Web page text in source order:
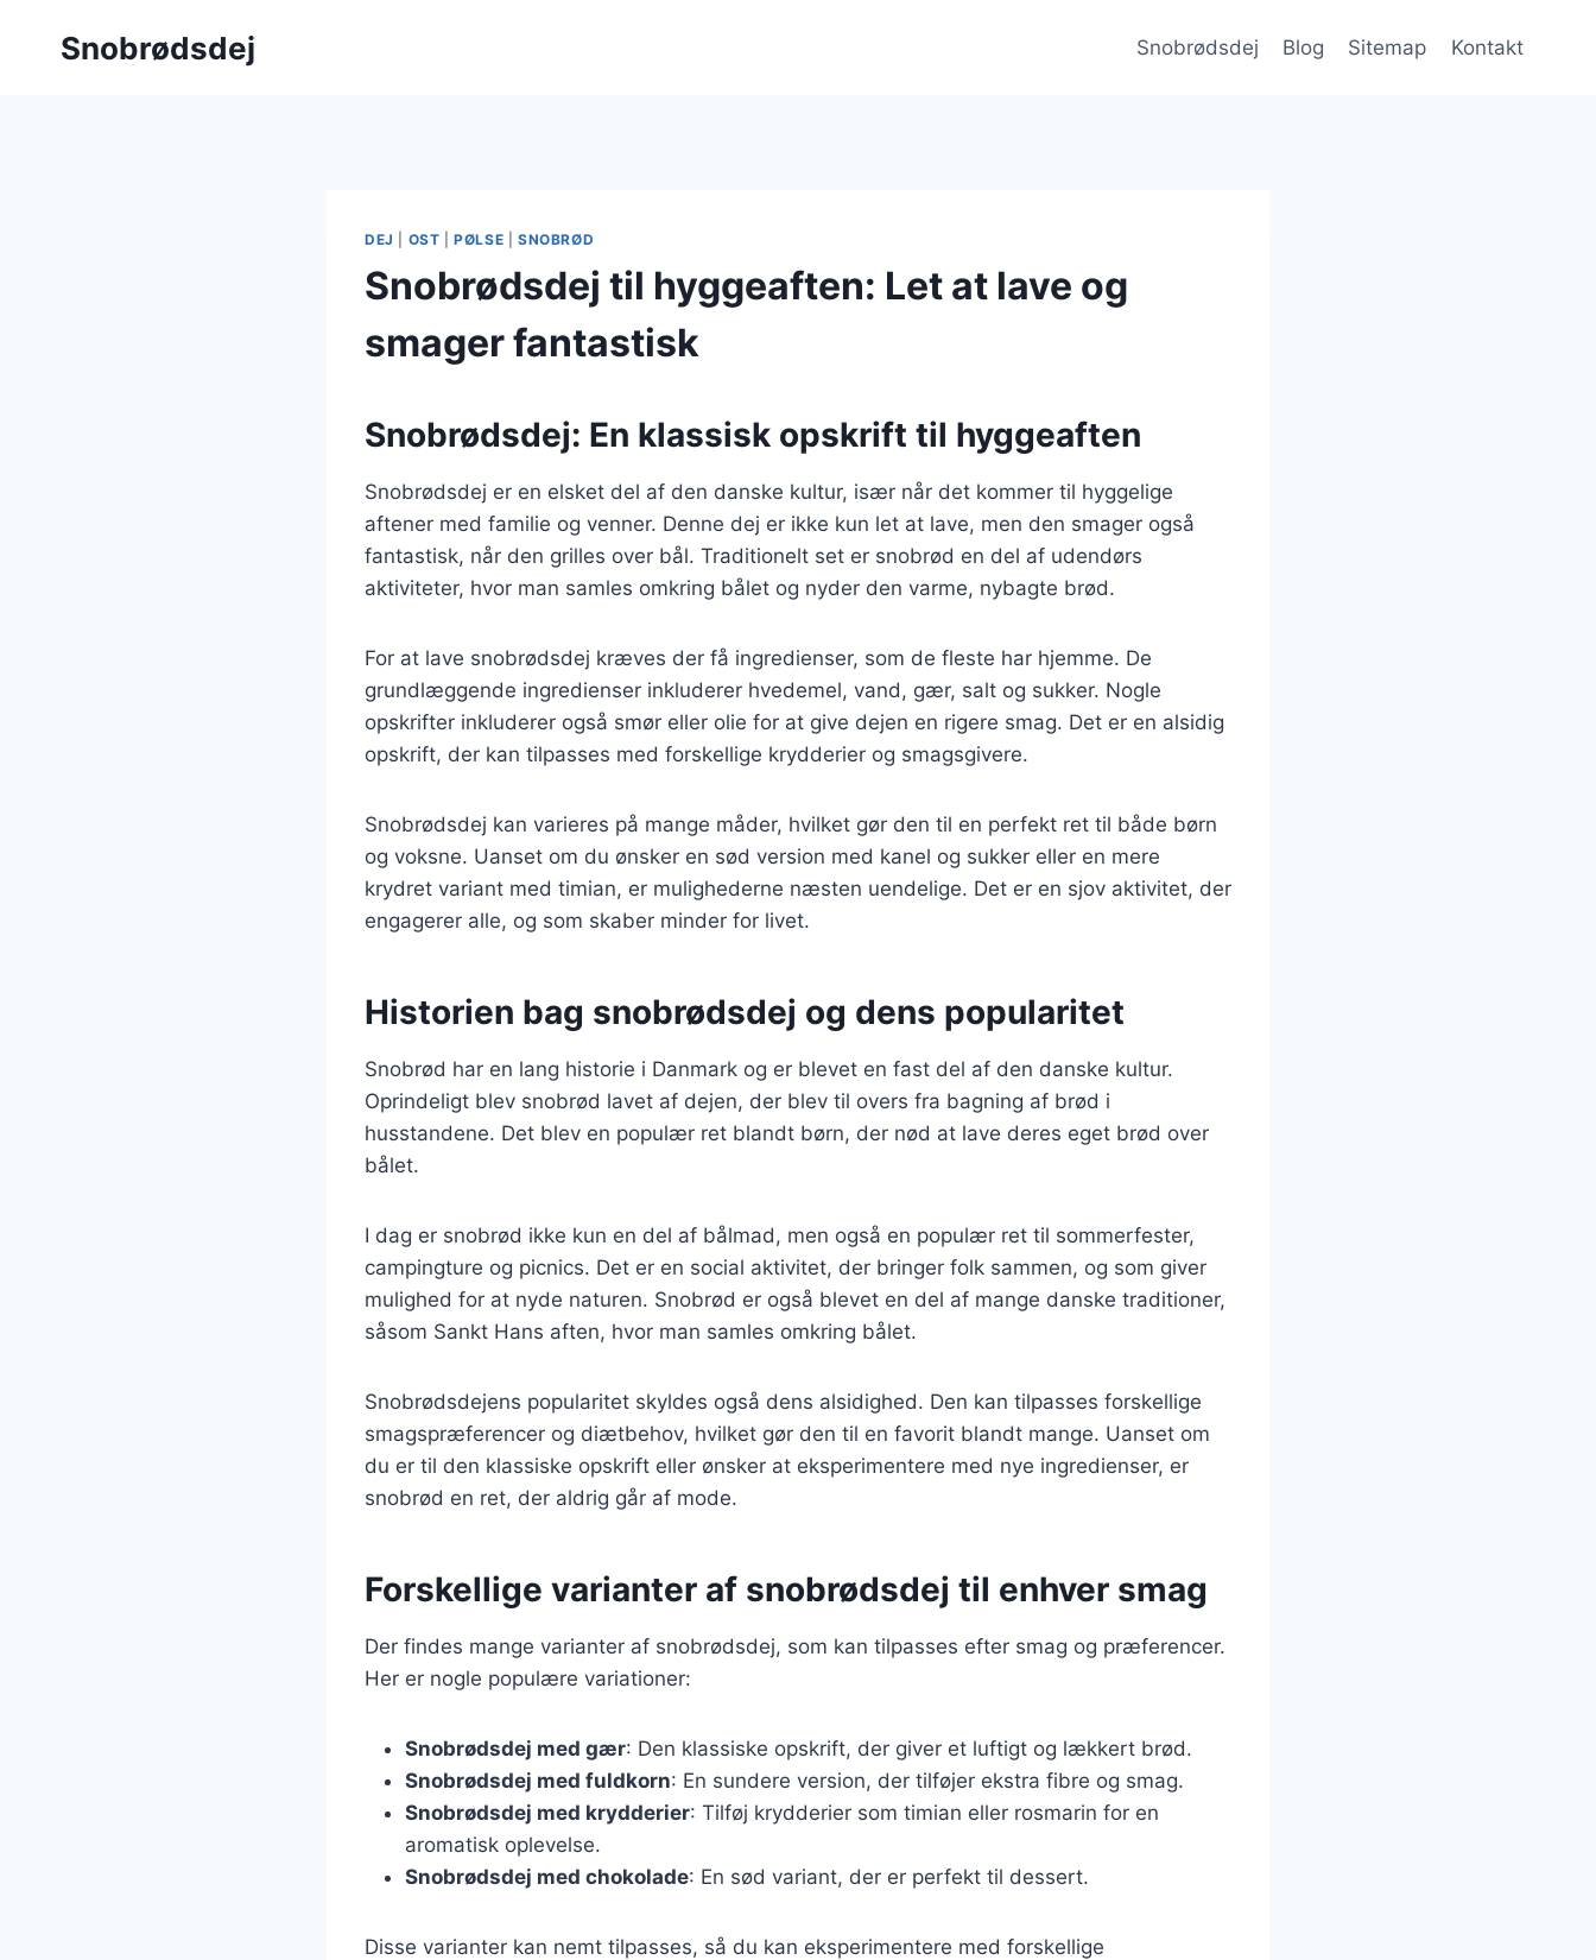
Snobrødsdej Snobrødsdej Blog Sitemap Kontakt
DEJ OST |PØLSE SNOBRØD
Snobrødsdej til hyggeaften: Let at lave og
smager fantastisk
Snobrødsdej: En klassisk opskrift til hyggeaften
Snobrødsdej er en elsket del af den danske kultur, især når det kommer til hyggelige
aftener med familie og venner. Denne dej er ikke kun let at lave, men den smager også
fantastisk, når den grilles over bål. Traditionelt set er snobrød en del af udendørs
aktiviteter, hvor man samles omkring bålet og nyder den varme, nybagte brød.
For at lave snobrødsdej kræves der få ingredienser, som de fleste har hjemme. De
grundlæggende ingredienser inkluderer hvedemel, vand, gær, salt og sukker. Nogle
opskrifter inkluderer også smør eller olie for at give dejen en rigere smag. Det er en alsidig
opskrift, der kan tilpasses med forskellige krydderier og smagsgivere.
Snobrødsdej kan varieres på mange måder, hvilket gør den til en perfekt ret til både børn
og voksne. Uanset om du ønsker en sød version med kanel og sukker eller en mere
krydret variant med timian, er mulighederne næsten uendelige. Det er en sjov aktivitet, der
engagerer alle, og som skaber minder for livet.
Historien bag snobrødsdej og dens popularitet
Snobrød har en lang historie i Danmark og er blevet en fast del af den danske kultur.
Oprindeligt blev snobrød lavet af dejen, der blev til overs fra bagning af brød i
husstandene. Det blev en populær ret blandt børn, der nød at lave deres eget brød over
bålet.
I dag er snobrød ikke kun en del af bålmad, men også en populær ret til sommerfester,
campingture og picnics. Det er en social aktivitet, der bringer folk sammen, og som giver
mulighed for at nyde naturen. Snobrød er også blevet en del af mange danske traditioner,
såsom Sankt Hans aften, hvor man samles omkring bålet.
Snobrødsdejens popularitet skyldes også dens alsidighed. Den kan tilpasses forskellige
smagspræferencer og diætbehov, hvilket gør den til en favorit blandt mange. Uanset om
du er til den klassiske opskrift eller ønsker at eksperimentere med nye ingredienser, er
snobrød en ret, der aldrig går af mode.
Forskellige varianter af snobrødsdej til enhver smag
Der findes mange varianter af snobrødsdej, som kan tilpasses efter smag og præferencer.
Her er nogle populære variationer:
Snobrødsdej med gær: Den klassiske opskrift, der giver et luftigt og lækkert brød.
Snobrødsdej med fuldkorn: En sundere version, der tilføjer ekstra fibre og smag.
Snobrødsdej med krydderier: Tilføj krydderier som timian eller rosmarin for en
aromatisk oplevelse.
Snobrødsdej med chokolade: En sød variant, der er perfekt til dessert.
Disse varianter kan nemt tilpasses, så du kan eksperimentere med forskellige